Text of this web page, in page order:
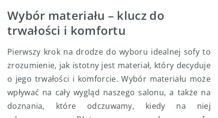
Wybór materiału – klucz do
trwałości i komfortu
Pierwszy krok na drodze do wyboru idealnej sofy to
zrozumienie, jak istotny jest materiał, który decyduje
o jego trwałości i komforcie. Wybór materiału może
wpływać na cały wygląd naszego salonu, a także na
doznania, które odczuwamy, kiedy na niej